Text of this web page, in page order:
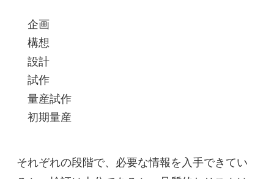
企画
構想
設計
試作
量産試作
初期量産
それぞれの段階で、必要な情報を入手できてい